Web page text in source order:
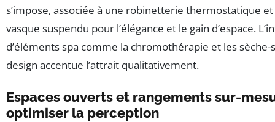
s’impose, associée à une robinetterie thermostatique
vasque suspendu pour l’élégance et le gain d’espace.
d’éléments spa comme la chromothérapie et les
design accentue l’attrait qualitativement.
Espaces ouverts et rangements sur-
optimiser la perception